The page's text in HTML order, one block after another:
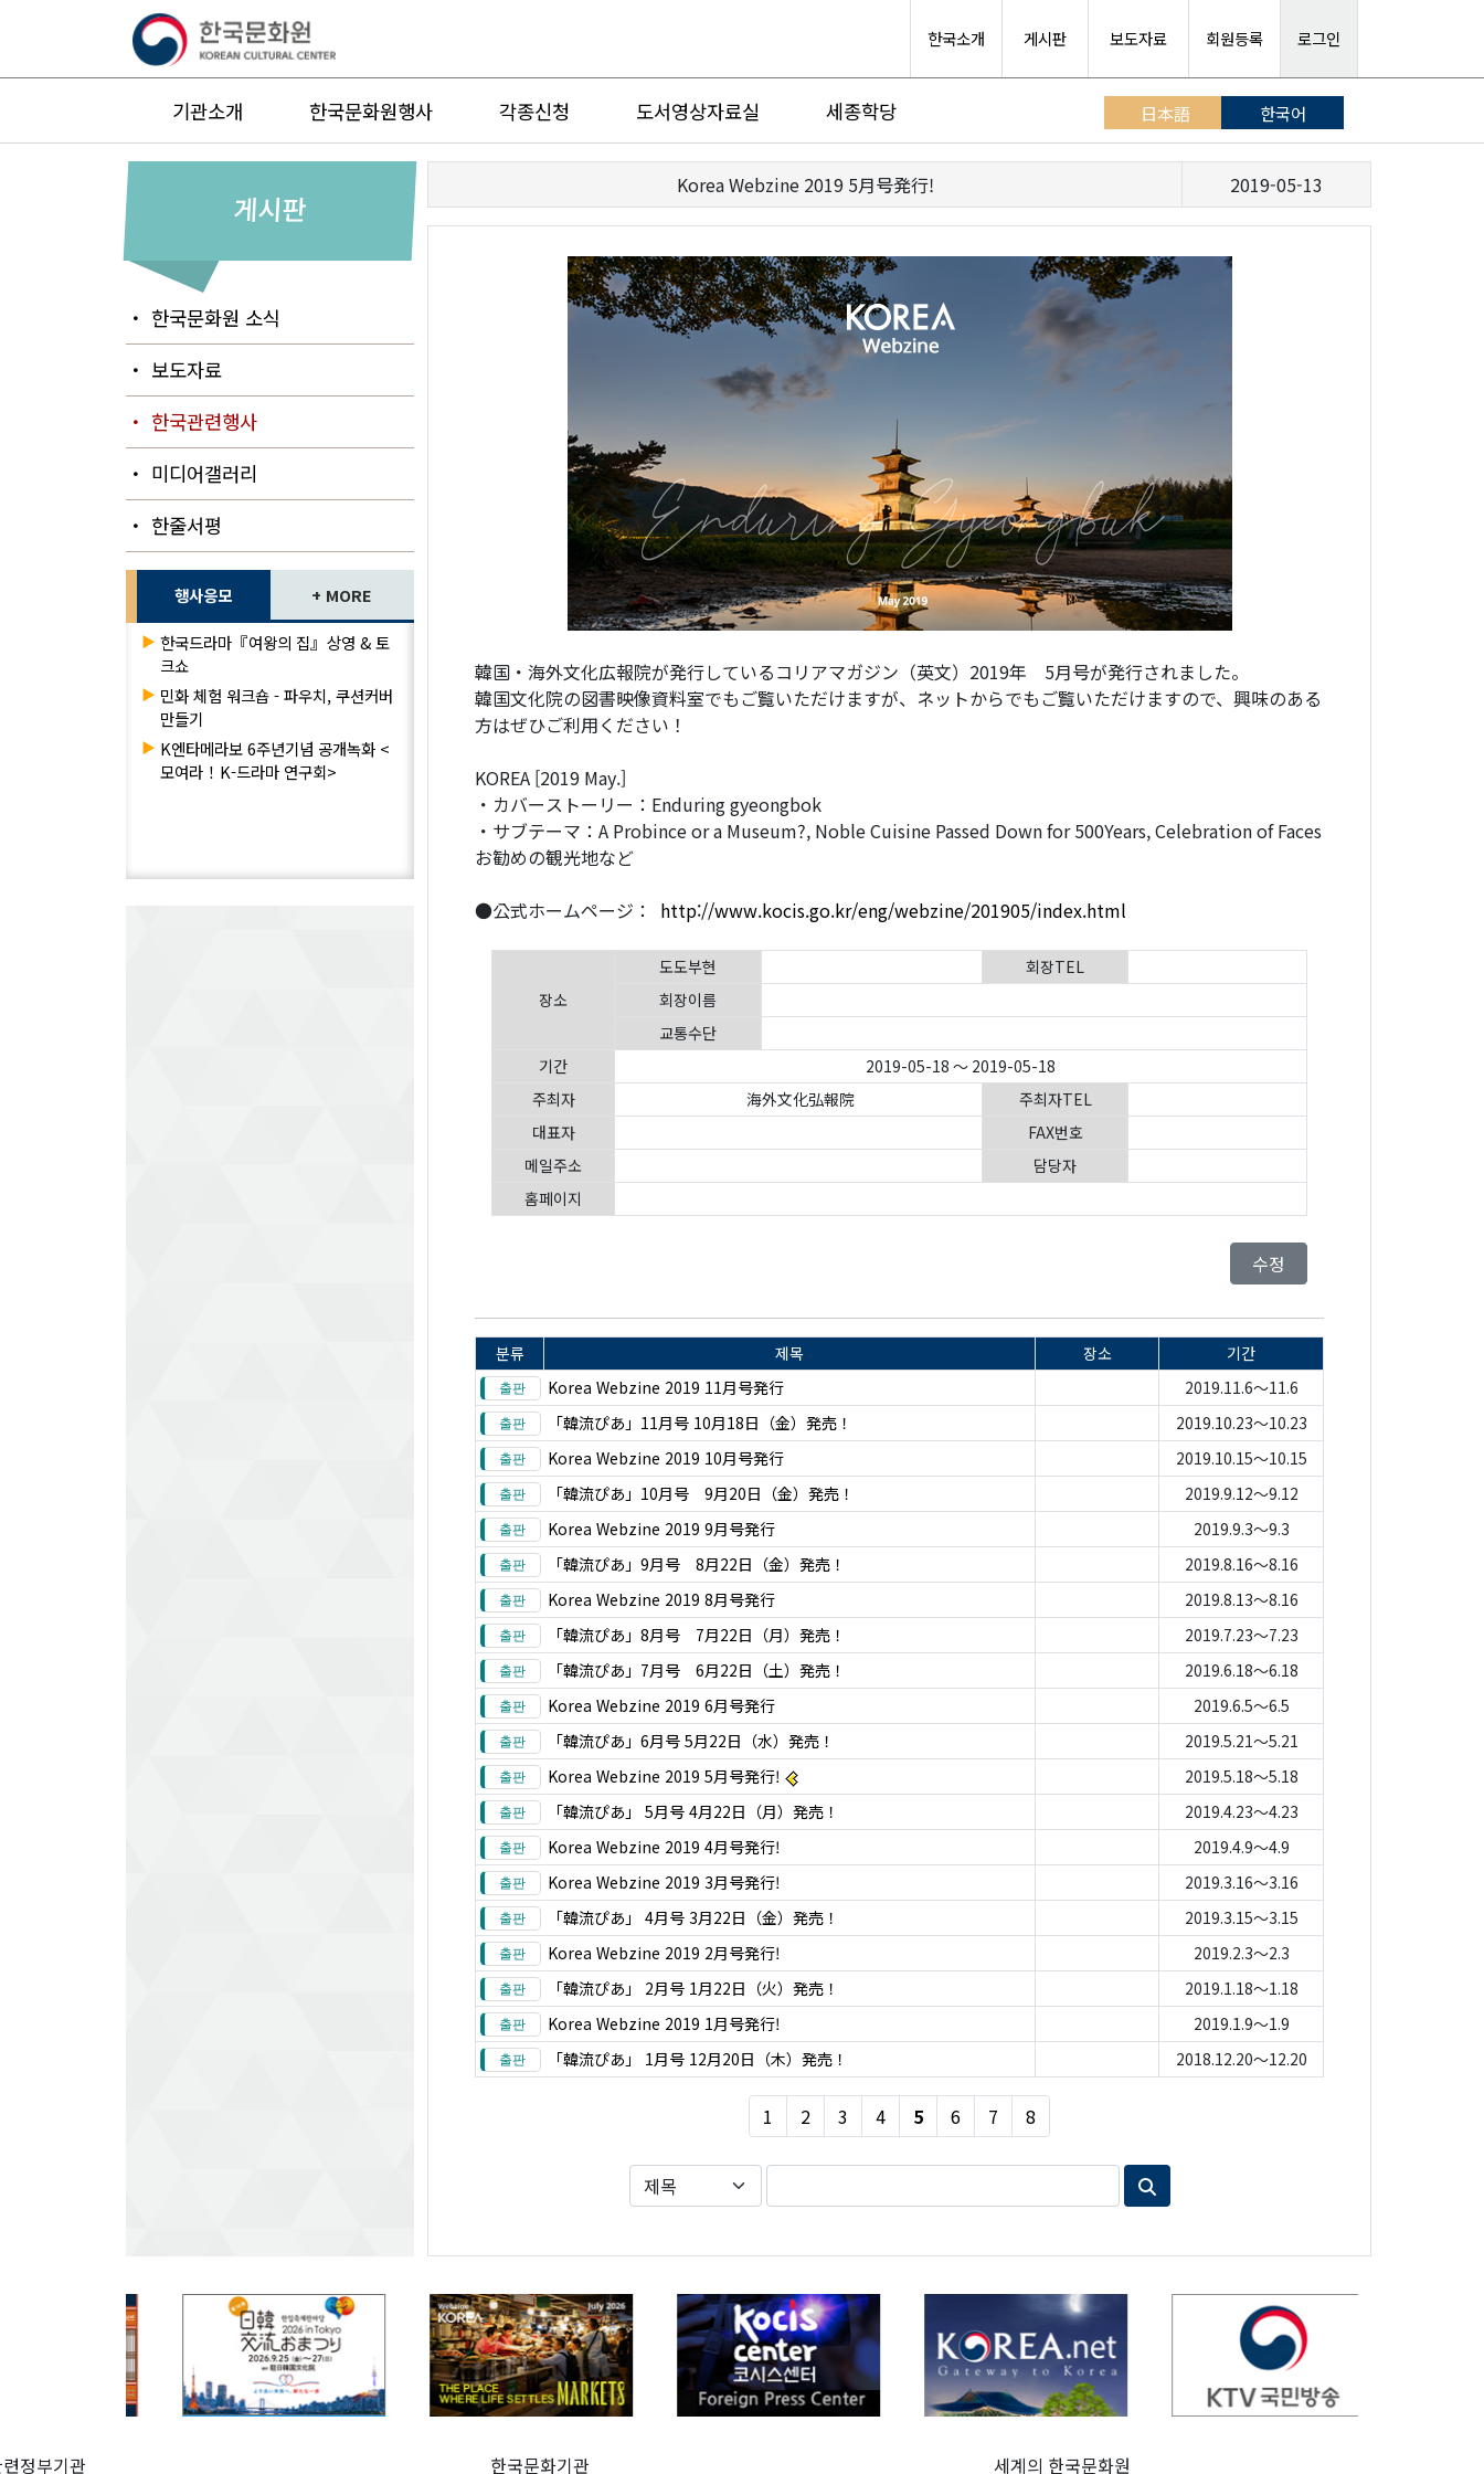
한국소개 게시판 보도자료 회원등록 로그인
기관소개 한국문화원행사 각종신청 도서영상자료실 세종학당 日本語 한국어
게시판
・ 한국문화원 소식
・ 보도자료
・ 한국관련행사
・ 미디어갤러리
・ 한줄서평
행사응모 + MORE
▶ 한국드라마『여왕의 집』상영 & 토
크쇼
▶ 민화 체험 워크숍 - 파우치, 쿠션커버
만들기
▶ K엔타메라보 6주년기념 공개녹화 <
모여라！K-드라마 연구회>
Korea Webzine 2019 5月号発行! 2019-05-13
韓国・海外文化広報院が発行しているコリアマガジン（英文）2019年 5月号が発行されました。
韓国文化院の図書映像資料室でもご覧いただけますが、ネットからでもご覧いただけますので、興味のある
方はぜひご利用ください！
KOREA [2019 May.]
・カバーストーリー：Enduring gyeongbok
・サブテーマ：A Probince or a Museum?, Noble Cuisine Passed Down for 500Years, Celebration of Faces
お勧めの観光地など
●公式ホームページ： http://www.kocis.go.kr/eng/webzine/201905/index.html
장소
도도부현
회장TEL
회장이름
교통수단
기간
2019-05-18 ～ 2019-05-18
주최자
海外文化弘報院
주최자TEL
대표자
FAX번호
메일주소
담당자
홈페이지
수정
분류 제목 장소
기간
Korea Webzine 2019 11月号発行
2019.11.6～11.6
「韓流ぴあ」11月号 10月18日（金）発売！
2019.10.23～10.23
Korea Webzine 2019 10月号発行
2019.10.15～10.15
「韓流ぴあ」10月号 9月20日（金）発売！
2019.9.12～9.12
Korea Webzine 2019 9月号発行
2019.9.3～9.3
「韓流ぴあ」9月号 8月22日（金）発売！
2019.8.16～8.16
Korea Webzine 2019 8月号発行
2019.8.13～8.16
「韓流ぴあ」8月号 7月22日（月）発売！
2019.7.23～7.23
「韓流ぴあ」7月号 6月22日（土）発売！
2019.6.18～6.18
Korea Webzine 2019 6月号発行
2019.6.5～6.5
「韓流ぴあ」6月号 5月22日（水）発売！
2019.5.21～5.21
Korea Webzine 2019 5月号発行!
2019.5.18～5.18
「韓流ぴあ」 5月号 4月22日（月）発売！
2019.4.23～4.23
Korea Webzine 2019 4月号発行!
2019.4.9～4.9
Korea Webzine 2019 3月号発行!
2019.3.16～3.16
「韓流ぴあ」 4月号 3月22日（金）発売！
2019.3.15～3.15
Korea Webzine 2019 2月号発行!
2019.2.3～2.3
「韓流ぴあ」 2月号 1月22日（火）発売！
2019.1.18～1.18
Korea Webzine 2019 1月号発行!
2019.1.9～1.9
「韓流ぴあ」 1月号 12月20日（木）発売！
2018.12.20～12.20
1 2 3 4 5 6 7 8
정부기관 한국문화기관 세계의 한국문화원